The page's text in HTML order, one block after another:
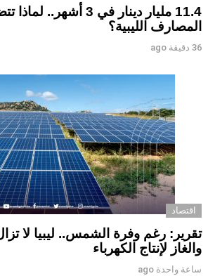
11.4 مليار دينار في 3
المصارف الليبية؟
36 دقيقة ago
اقتصاد
تقرير: رغم وفرة الشمس.. ليبيا لا
والغاز لإنتاج الكهرباء
ساعة واحدة ago